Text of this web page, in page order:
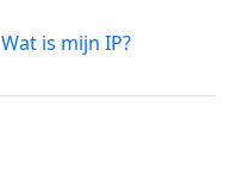
Wat is mijn IP?